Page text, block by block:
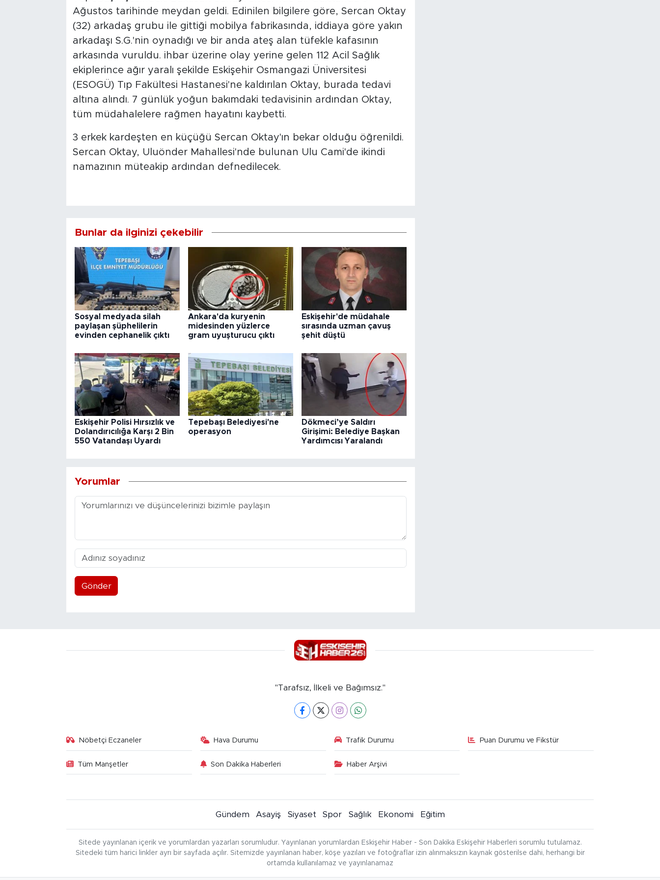
Ağustos tarihinde meydan geldi. Edinilen bilgilere göre, Sercan Oktay
(32) arkadaş grubu ile gittiği mobilya fabrikasında, iddiaya göre yakın
arkadaşı S.G.'nin oynadığı ve bir anda ateş alan tüfekle kafasının
arkasında vuruldu. ihbar üzerine olay yerine gelen 112 Acil Sağlık
ekiplerince ağır yaralı şekilde Eskişehir Osmangazi Üniversitesi
(ESOGÜ) Tıp Fakültesi Hastanesi'ne kaldırılan Oktay, burada tedavi
altına alındı. 7 günlük yoğun bakımdaki tedavisinin ardından Oktay,
tüm müdahalelere rağmen hayatını kaybetti.
3 erkek kardeşten en küçüğü Sercan Oktay'ın bekar olduğu öğrenildi.
Sercan Oktay, Uluönder Mahallesi'nde bulunan Ulu Cami'de ikindi
namazının müteakip ardından defnedilecek.
Bunlar da ilginizi çekebilir
Sosyal medyada silah
paylaşan şüphelilerin
evinden cephanelik çıktı
Ankara'da kuryenin
midesinden yüzlerce
gram uyuşturucu çıktı
Eskişehir'de müdahale
sırasında uzman çavuş
şehit düştü
Eskişehir Polisi Hırsızlık ve
Dolandırıcılığa Karşı 2 Bin
550 Vatandaşı Uyardı
Tepebaşı Belediyesi'ne
operasyon
Dökmeci’ye Saldırı
Girişimi: Belediye Başkan
Yardımcısı Yaralandı
Yorumlar
Gönder
"Tarafsız, İlkeli ve Bağımsız."
Nöbetçi Eczaneler Hava Durumu Trafik Durumu Puan Durumu ve Fikstür
Tüm Manşetler Son Dakika Haberleri Haber Arşivi
Gündem Asayiş Siyaset Spor Sağlık Ekonomi Eğitim
Sitede yayınlanan içerik ve yorumlardan yazarları sorumludur. Yayınlanan yorumlardan Eskişehir Haber - Son Dakika Eskişehir Haberleri sorumlu tutulamaz.
Sitedeki tüm harici linkler ayrı bir sayfada açılır. Sitemizde yayınlanan haber, köşe yazıları ve fotoğraflar izin alınmaksızın kaynak gösterilse dahi, herhangi bir
ortamda kullanılamaz ve yayınlanamaz